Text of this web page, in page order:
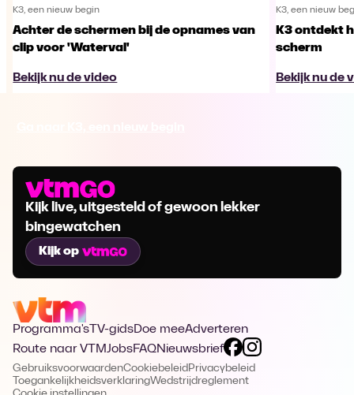
K3, een nieuw begin
Achter de schermen bij de opnames van
clip voor 'Waterval'
Bekijk nu de video
K3, een nieuw
K3 ontdekt
scherm
Bekijk nu de
Kijk live, uitgesteld of gewoon lekker
bingewatchen
Kijk op
Programma's TV-gidsDoe meeAdverteren
Route naar VTMJobsFAQNieuwsbrief
GebruiksvoorwaardenCookiebeleid Privacybeleid
ToegankelijkheidsverklaringWedstrijdreglement